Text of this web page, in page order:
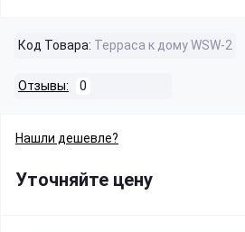
Код Товара: Терраса к дому WSW-2
Отзывы: 0
Нашли дешевле?
Уточняйте цену